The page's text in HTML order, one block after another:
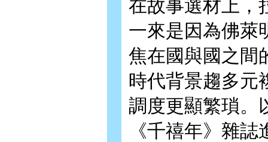
在故事選材上，
一來是因為佛萊
焦在國與國之間
時代背景趨多元
調度更顯繁瑣。
《千禧年》雜